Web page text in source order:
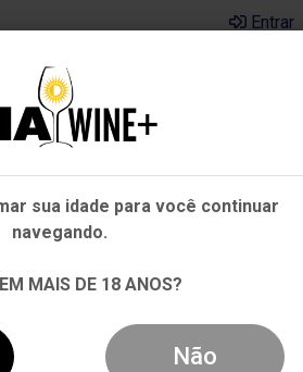
Entrar
Kits Departamentos
Kit 3 Vinhos
está?
Pernambuco
Estados
sua idade para você continuar
navegando.
MAIS DE 18 ANOS?
Não